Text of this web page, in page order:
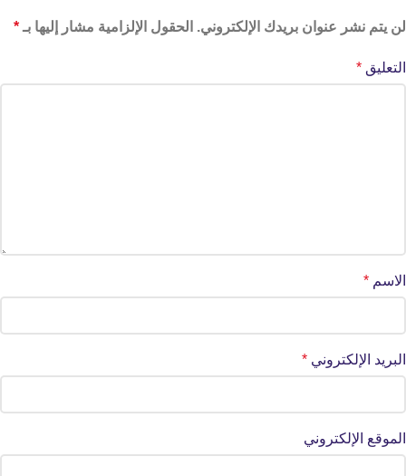
لن يتم نشر عنوان بريدك الإلكتروني. الحقول الإلزامية مشار إليها بـ *
التعليق *
الاسم *
البريد الإلكتروني *
الموقع الإلكتروني